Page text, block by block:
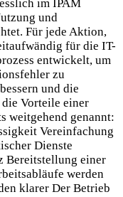
im IPAM
und
Für jede Aktion,
für die IT-
entwickelt, um
zu
und die
Vorteile einer
weitgehend genannt:
Vereinfachung
Dienste
Bereitstellung einer
werden
klarer Der Betrieb